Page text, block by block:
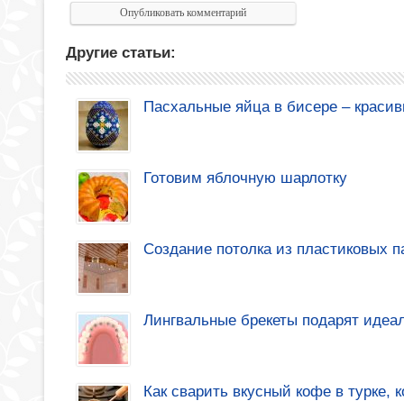
Другие статьи:
Пасхальные яйца в бисере –
Готовим яблочную шарлотку
Создание потолка из пластиковых
Лингвальные брекеты подарят
Как сварить вкусный кофе в турке,